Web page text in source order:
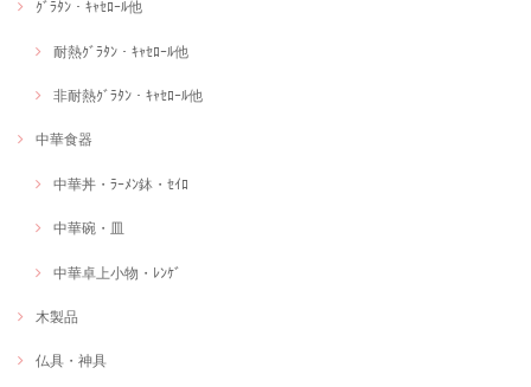
ｸﾞﾗﾀﾝ・ｷｬｾﾛｰﾙ他
耐熱ｸﾞﾗﾀﾝ・ｷｬｾﾛｰﾙ他
非耐熱ｸﾞﾗﾀﾝ・ｷｬｾﾛｰﾙ他
中華食器
中華丼・ﾗｰﾒﾝ鉢・ｾｲﾛ
中華碗・皿
中華卓上小物・ﾚﾝｹﾞ
木製品
仏具・神具